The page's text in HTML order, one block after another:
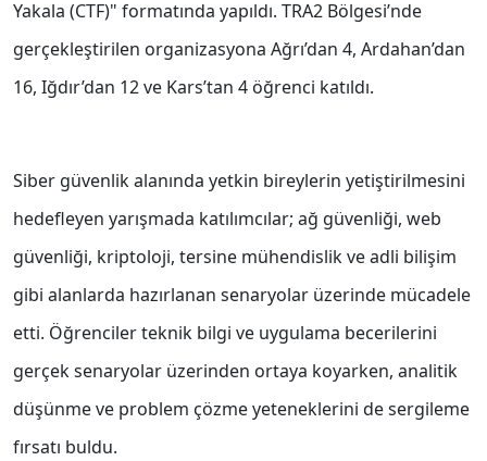
Yakala (CTF)" formatında yapıldı. TRA2 Bölgesi’nde
gerçekleştirilen organizasyona Ağrı’dan 4, Ardahan’dan
16, Iğdır’dan 12 ve Kars’tan 4 öğrenci katıldı.
Siber güvenlik alanında yetkin bireylerin yetiştirilmesini
hedefleyen yarışmada katılımcılar; ağ güvenliği, web
güvenliği, kriptoloji, tersine mühendislik ve adli bilişim
gibi alanlarda hazırlanan senaryolar üzerinde mücadele
etti. Öğrenciler teknik bilgi ve uygulama becerilerini
gerçek senaryolar üzerinden ortaya koyarken, analitik
düşünme ve problem çözme yeteneklerini de sergileme
fırsatı buldu.